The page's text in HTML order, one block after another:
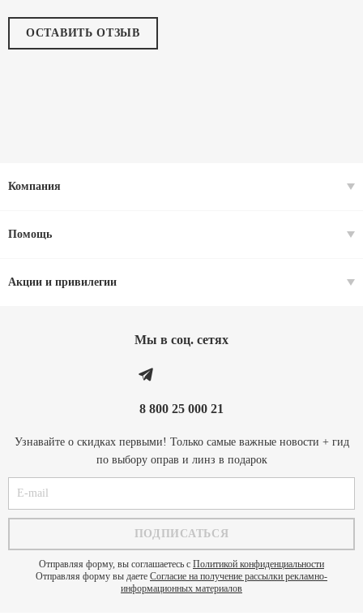
ОСТАВИТЬ ОТЗЫВ
Компания
Помощь
Акции и привилегии
Мы в соц. cетях
8 800 25 000 21
Узнавайте о скидках первыми! Только самые важные новости + гид
по выбору оправ и линз в подарок
Отправляя форму, вы соглашаетесь с Политикой конфиденциальности
Отправляя форму вы даете Согласие на получение рассылки рекламно-
информационных материалов